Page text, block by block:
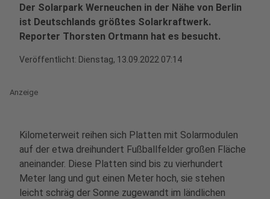
Der Solarpark Werneuchen in der Nähe von Berlin
ist Deutschlands größtes Solarkraftwerk.
Reporter Thorsten Ortmann hat es besucht.
Veröffentlicht: Dienstag, 13.09.2022 07:14
Anzeige
Kilometerweit reihen sich Platten mit Solarmodulen
auf der etwa dreihundert Fußballfelder großen Fläche
aneinander. Diese Platten sind bis zu vierhundert
Meter lang und gut einen Meter hoch, sie stehen
leicht schräg der Sonne zugewandt im ländlichen